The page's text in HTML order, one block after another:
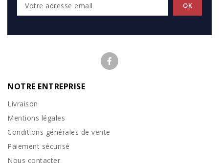
NOTRE ENTREPRISE
Livraison
Mentions légales
Conditions générales de vente
Paiement sécurisé
Nous contacter